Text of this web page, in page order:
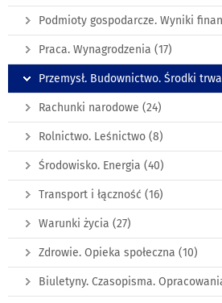
Podmioty gospodarcze. Wyniki
Praca. Wynagrodzenia (17)
Przemysł. Budownictwo. Środki
Rachunki narodowe (24)
Rolnictwo. Leśnictwo (8)
Środowisko. Energia (40)
Transport i łączność (16)
Warunki życia (27)
Zdrowie. Opieka społeczna (10)
Biuletyny. Czasopisma.